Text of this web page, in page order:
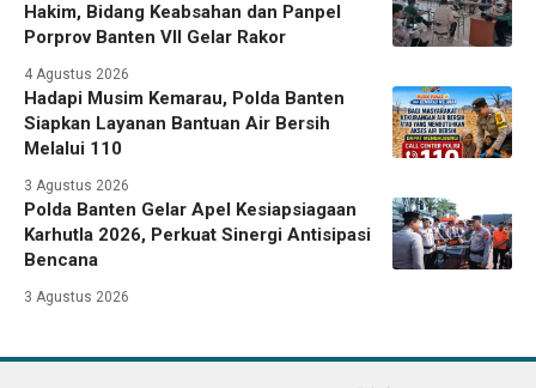
Hakim, Bidang Keabsahan dan Panpel
Porprov Banten VII Gelar Rakor
4 Agustus 2026
Hadapi Musim Kemarau, Polda Banten
Siapkan Layanan Bantuan Air Bersih
Melalui 110
3 Agustus 2026
Polda Banten Gelar Apel Kesiapsiagaan
Karhutla 2026, Perkuat Sinergi Antisipasi
Bencana
3 Agustus 2026